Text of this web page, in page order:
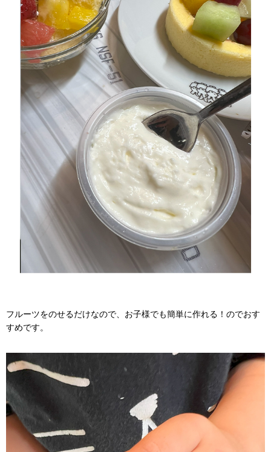
フルーツをのせるだけなので、お子様でも簡単に作れる！のでおす
すめです。